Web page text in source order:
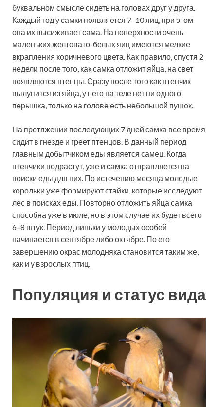
буквальном смысле сидеть на головах друг у друга.
Каждый год у самки появляется 7–10 яиц, при этом
она их высиживает сама. На поверхности очень
маленьких желтовато-белых яиц имеются мелкие
вкрапления коричневого цвета. Как правило, спустя 2
недели после того, как самка отложит яйца, на свет
появляются птенцы. Сразу после того как птенчик
вылупится из яйца, у него на теле нет ни одного
перышка, только на голове есть небольшой пушок.
На протяжении последующих 7 дней самка все время
сидит в гнезде и греет птенцов. В данный период
главным добытчиком еды является самец. Когда
птенчики подрастут, уже и самка отправляется на
поиски еды для них. По истечению месяца молодые
корольки уже формируют стайки, которые исследуют
лес в поисках еды. Повторно отложить яйца самка
способна уже в июле, но в этом случае их будет всего
6–8 штук. Период линьки у молодых особей
начинается в сентябре либо октябре. По его
завершению окрас молодняка становится таким же,
как и у взрослых птиц.
Популяция и статус вида